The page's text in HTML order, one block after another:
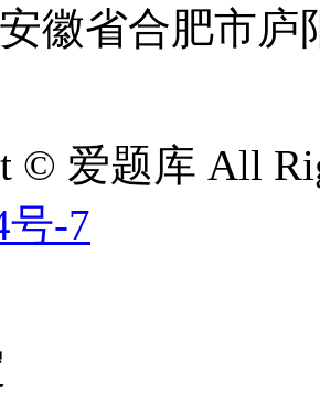
徽省合肥市
© 爱题库 All
号-7